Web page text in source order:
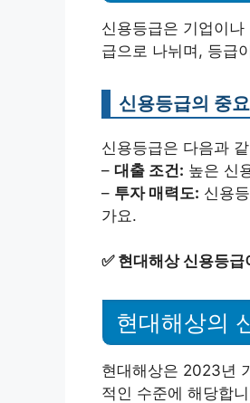
신용등급은 기업이
급으로 나뉘며, 등급
신용등급의 중
신용등급은 다음과
– 대출 조건: 높은 신
– 투자 매력도: 신용
가요.
✅ 현대해상 신용등
현대해상의
현대해상은 2023년
적인 수준에 해당합